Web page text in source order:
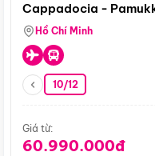
Cappadocia -
Hồ Chí Minh
10/12
Giá từ:
60.990.000đ